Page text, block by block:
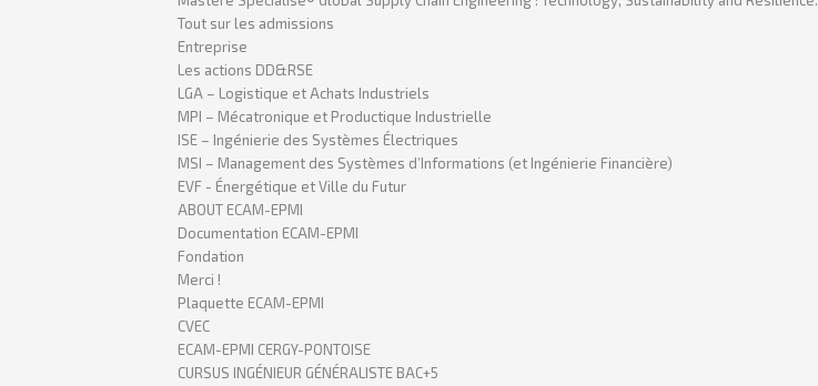
Tout sur les admissions
Entreprise
Les actions DD&RSE
LGA – Logistique et Achats Industriels
MPI – Mécatronique et Productique Industrielle
ISE – Ingénierie des Systèmes Électriques
MSI – Management des Systèmes d’Informations (et Ingénierie Financière)
EVF - Énergétique et Ville du Futur
ABOUT ECAM-EPMI
Documentation ECAM-EPMI
Fondation
Merci !
Plaquette ECAM-EPMI
CVEC
ECAM-EPMI CERGY-PONTOISE
CURSUS INGÉNIEUR GÉNÉRALISTE BAC+5